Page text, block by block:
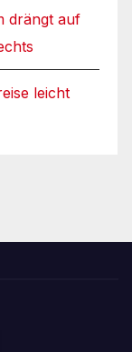
drängt auf
leicht